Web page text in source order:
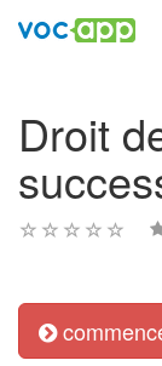
Droit